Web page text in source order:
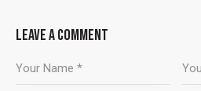
LEAVE A COMMENT